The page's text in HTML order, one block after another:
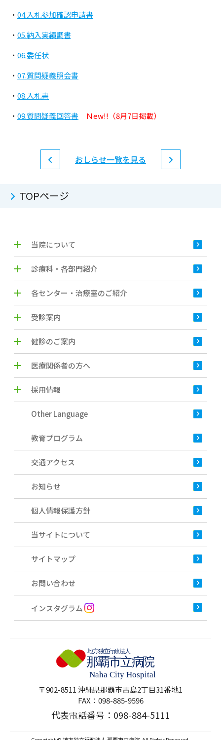
・ 04.入札参加確認申請書
・ 05.納入実績調書
・ 06.委任状
・ 07.質問疑義照会書
・ 08.入札書
・ 09.質問疑義回答書 Ｎew!!（8月7日掲載）
おしらせ一覧を見る
TOPページ
当院について
診療科・各部門紹介
各センター・治療室のご紹介
受診案内
健診のご案内
医療関係者の方へ
採用情報
Other Language
教育プログラム
交通アクセス
お知らせ
個人情報保護方針
当サイトについて
サイトマップ
お問い合わせ
インスタグラム
〒902-8511 沖縄県那覇市古島2丁目31番地1
FAX：098-885-9596
代表電話番号： 098-884-5111